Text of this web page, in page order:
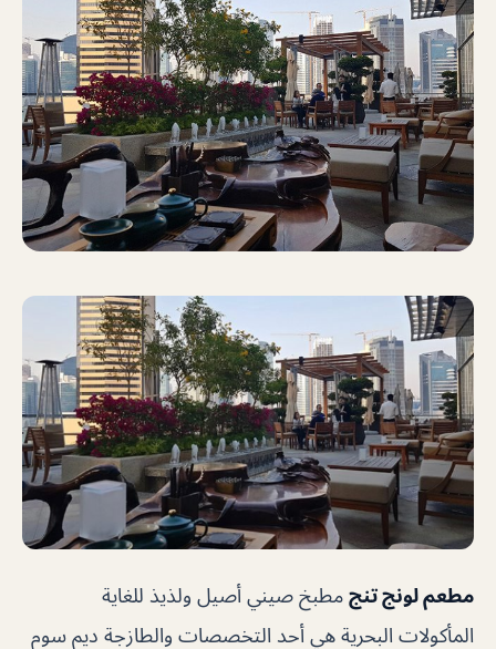
مطعم لونج تنج مطبخ صيني أصيل ولذيذ للغاية
المأكولات البحرية هي أحد التخصصات والطازجة ديم سوم